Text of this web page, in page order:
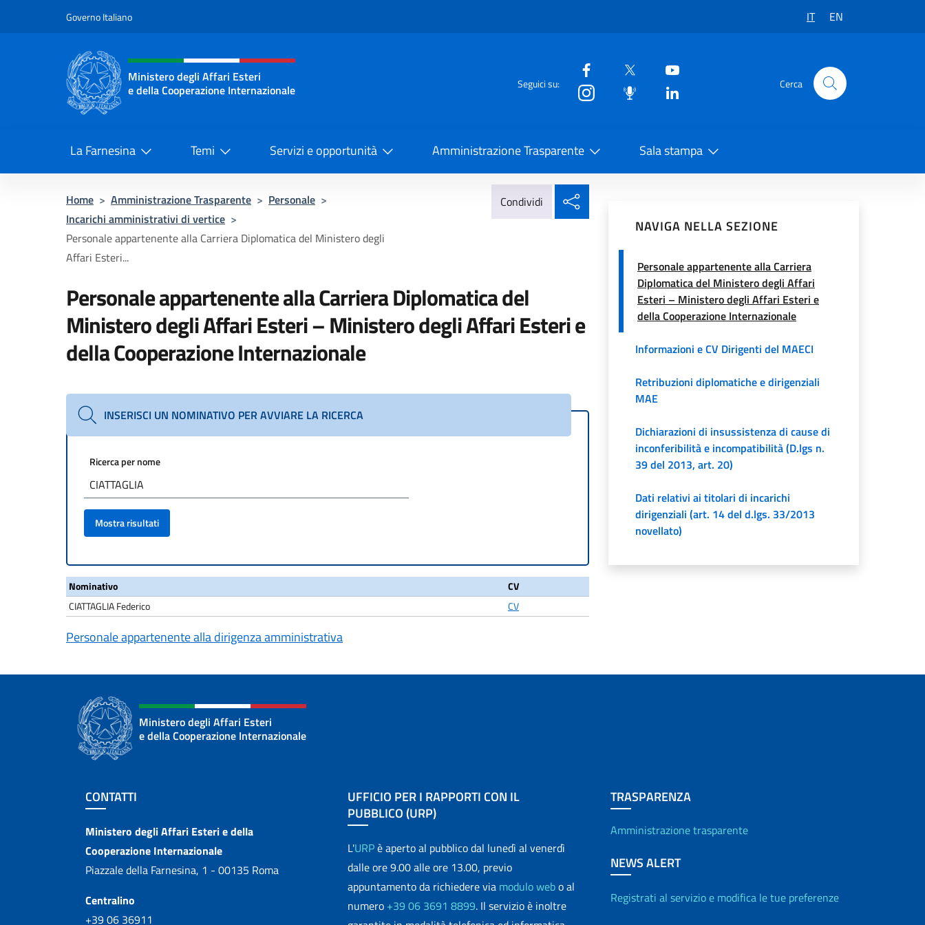
Governo Italiano IT EN
Intestazione sito, social e menù
Ministero degli Affari Esteri
e della Cooperazione Internazionale
Seguici su: Cerca
La Farnesina Temi Servizi e opportunità Amministrazione Trasparente Sala stampa
Home > Amministrazione Trasparente > Personale >
Incarichi amministrativi di vertice >
Personale appartenente alla Carriera Diplomatica del Ministero degli
Affari Esteri...
Condividi
Personale appartenente alla Carriera Diplomatica del
Ministero degli Affari Esteri – Ministero degli Affari Esteri e
della Cooperazione Internazionale
INSERISCI UN NOMINATIVO PER AVVIARE LA RICERCA
Ricerca per nome
Mostra risultati
Nominativo
CV
CIATTAGLIA Federico
CV
Personale appartenente alla dirigenza amministrativa
NAVIGA NELLA SEZIONE
Personale appartenente alla Carriera
Diplomatica del Ministero degli Affari
Esteri – Ministero degli Affari Esteri e
della Cooperazione Internazionale
Informazioni e CV Dirigenti del MAECI
Retribuzioni diplomatiche e dirigenziali
MAE
Dichiarazioni di insussistenza di cause di
inconferibilità e incompatibilità (D.lgs n.
39 del 2013, art. 20)
Dati relativi ai titolari di incarichi
dirigenziali (art. 14 del d.lgs. 33/2013
novellato)
Ministero degli Affari Esteri
e della Cooperazione Internazionale
Sezione footer
CONTATTI
Contatti
Ministero degli Affari Esteri e della
Cooperazione Internazionale
Piazzale della Farnesina, 1 - 00135 Roma
Centralino
+39 06 36911
UFFICIO PER I RAPPORTI CON IL
PUBBLICO (URP)
L'URPè aperto al pubblico dal lunedì al venerdì
dalle ore 9.00 alle ore 13.00, previo
appuntamento da richiedere via modulo webo al
numero +39 06 3691 8899. Il servizio è inoltre
TRASPARENZA
Amministrazione trasparente
NEWS ALERT
Registrati al servizio e modifica le tue preferenze